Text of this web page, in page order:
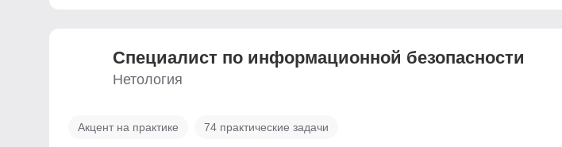
Специалист по информационной безопасности
Нетология
Акцент на практике 74 практические задачи